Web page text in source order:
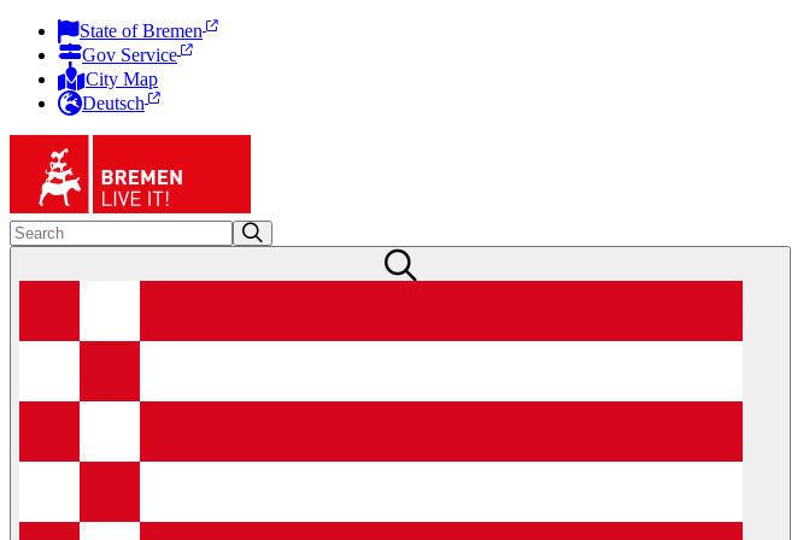
State of Bremen
Gov Service
City Map
Deutsch